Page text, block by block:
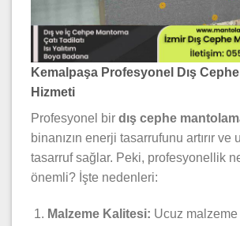
Kemalpaşa Profesyonel Dış
Hizmeti
Profesyonel bir dış cephe
binanızın enerji tasarrufunu artırır ve
tasarruf sağlar. Peki, profesyonellik
önemli? İşte nedenleri:
Malzeme Kalitesi: Ucuz malzeme